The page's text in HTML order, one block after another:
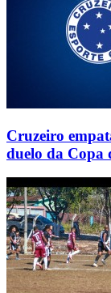
Cruzeiro
duelo da Copa